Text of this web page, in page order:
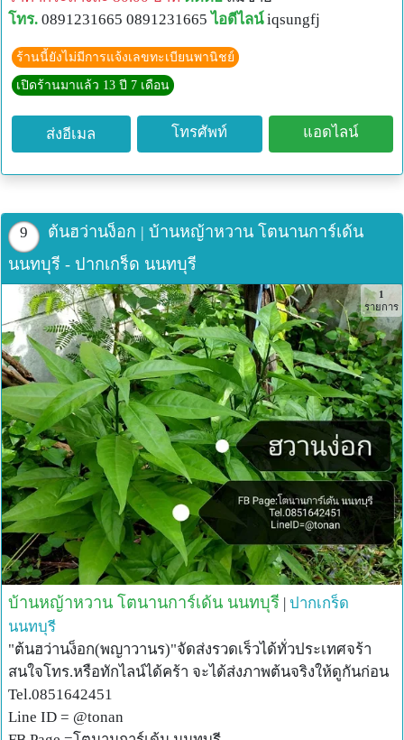
โทร. 0891231665 0891231665 ไอดีไลน์ iqsungfj
ร้านนี้ยังไม่มีการแจ้งเลขทะเบียนพานิชย์
เปิดร้านมาแล้ว 13 ปี 7 เดือน
ส่งอีเมล โทรศัพท์ แอดไลน์
9
ต้นฮว่านง็อก | บ้านหญ้าหวาน โตนานการ์เด้น
นนทบุรี - ปากเกร็ด นนทบุรี
1
รายการ
บ้านหญ้าหวาน โตนานการ์เด้น นนทบุรี | ปากเกร็ด
นนทบุรี
"ต้นฮว่านง็อก(พญาวานร)"จัดส่งรวดเร็วได้ทั่วประเทศจร้า
สนใจโทร.หรือทักไลน์ได้คร้า จะได้ส่งภาพต้นจริงให้ดูกันก่อน
Tel.0851642451
Line ID = @tonan